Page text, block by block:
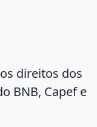
direitos dos
BNB, Capef e